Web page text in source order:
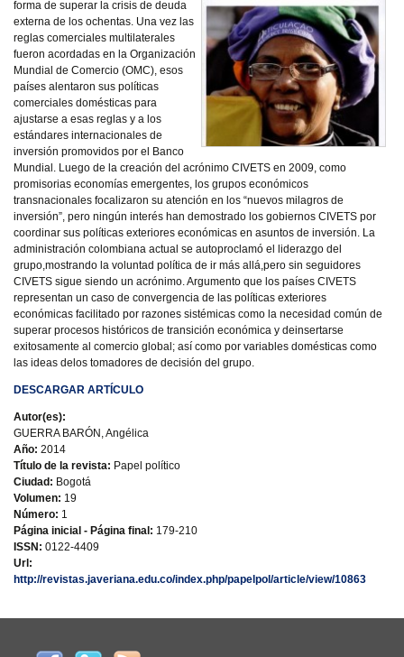
forma de superar la crisis de deuda
externa de los ochentas. Una vez las
reglas comerciales multilaterales
fueron acordadas en la Organización
Mundial de Comercio (OMC), esos
países alentaron sus políticas
comerciales domésticas para
ajustarse a esas reglas y a los
estándares internacionales de
inversión promovidos por el Banco
Mundial. Luego de la creación del acrónimo CIVETS en 2009, como
promisorias economías emergentes, los grupos económicos
transnacionales focalizaron su atención en los “nuevos milagros de
inversión”, pero ningún interés han demostrado los gobiernos CIVETS por
coordinar sus políticas exteriores económicas en asuntos de inversión. La
administración colombiana actual se autoproclamó el liderazgo del
grupo,mostrando la voluntad política de ir más allá,pero sin seguidores
CIVETS sigue siendo un acrónimo. Argumento que los países CIVETS
representan un caso de convergencia de las políticas exteriores
económicas facilitado por razones sistémicas como la necesidad común de
superar procesos históricos de transición económica y deinsertarse
exitosamente al comercio global; así como por variables domésticas como
las ideas delos tomadores de decisión del grupo.
DESCARGAR ARTÍCULO
Autor(es):
GUERRA BARÓN, Angélica
Año: 2014
Título de la revista: Papel político
Ciudad: Bogotá
Volumen: 19
Número: 1
Página inicial - Página final: 179-210
ISSN: 0122-4409
Url:
http://revistas.javeriana.edu.co/index.php/papelpol/article/view/10863